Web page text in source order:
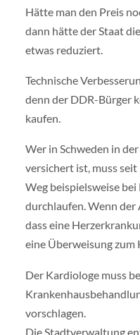
Hätte man den Preis
dann hätte der Staat
etwas reduziert.
Technische
denn der DDR-Bürger
kaufen.
Wer in Schweden in
versichert ist, muss
Weg beispielsweise
durchlaufen. Wenn
dass eine
eine Überweisung
Der Kardiologe muss
vorschlagen.
Die Stadtverwaltung